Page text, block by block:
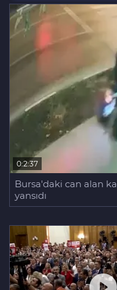
0:2:37
Bursa'daki can alan
yansıdı